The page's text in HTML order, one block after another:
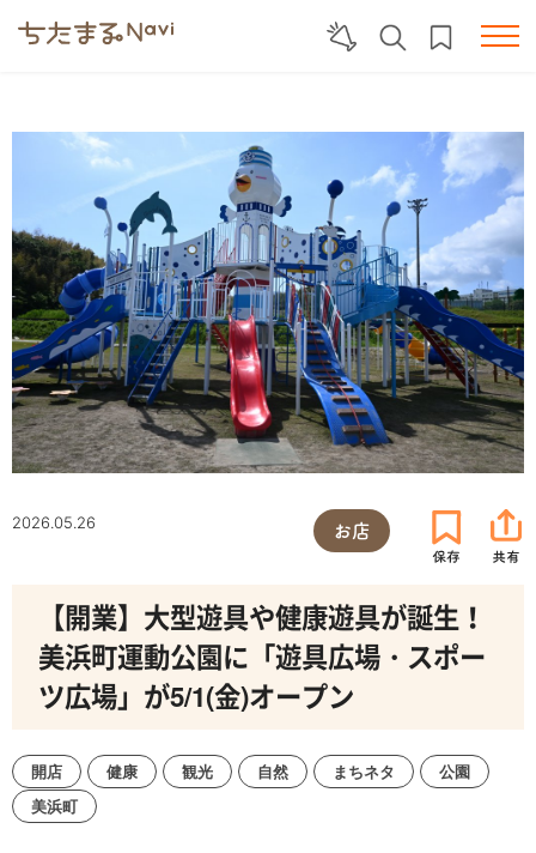
2026.05.26 お店
【開業】大型遊具や健康遊具が誕生！
美浜町運動公園に「遊具広場・スポー
ツ広場」が5/1(金)オープン
開店 健康 観光 自然 まちネタ
公園
美浜町